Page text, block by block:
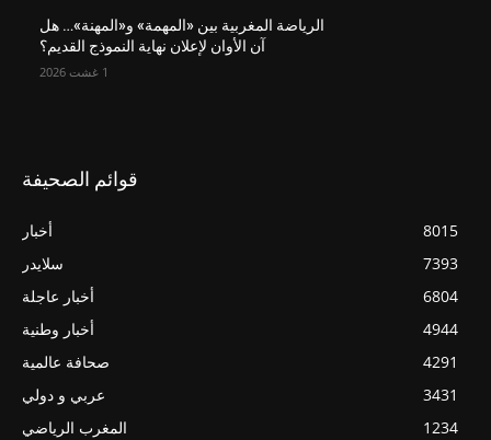
الرياضة المغربية بين «المهمة» و«المهنة»… هل
آن الأوان لإعلان نهاية النموذج القديم؟
1 غشت 2026
قوائم الصحيفة
أخبار
8015
سلايدر
7393
أخبار عاجلة
6804
أخبار وطنية
4944
صحافة عالمية
4291
عربي و دولي
3431
المغرب الرياضي
1234